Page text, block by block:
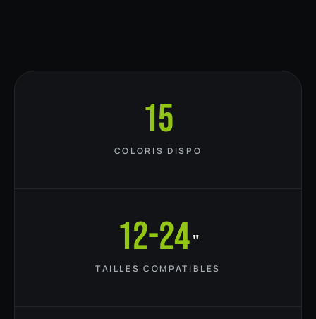
15
COLORIS DISPO
12-24"
TAILLES COMPATIBLES